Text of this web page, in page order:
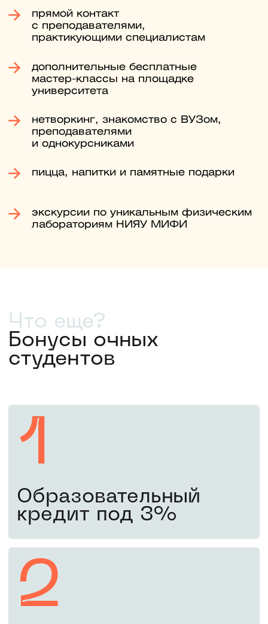
Третий шаг
Четвертый шаг
испытания
Сдайте письменный экзамен,
ответив на общие и профильные
вопросы, и предоставьте
проходят полностью дистанционно,
ехать в ВУЗ не нужно.
Оставьте заявку сейчас, чтобы
структуру экзамена и сможете
и оплатите обучение
(самостоятельно или в кредит под
3%). После этого найдите себя
в приказе о зачислении.
Поздравляем! Вы –
студент МИФИ
к занятиям с 1 сентября.
Забронировать место
До 25 августа
1 сентября
Оставьте заявку, чтобы
поступить в 2026 году